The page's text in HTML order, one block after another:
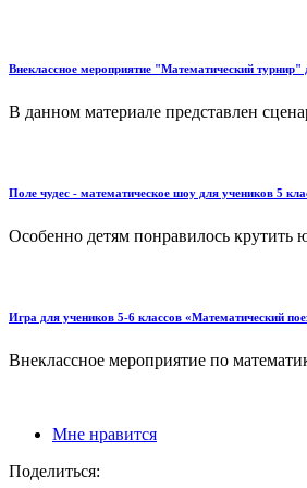
Внеклассное мероприятие "Математический турнир"
В данном материале представлен
Поле чудес - математическое шоу для учеников 5
Особенно детям понравилось крутить
Игра для учеников 5-6 классов «Математический
Внеклассное мероприятие по
Мне нравится
Поделиться: